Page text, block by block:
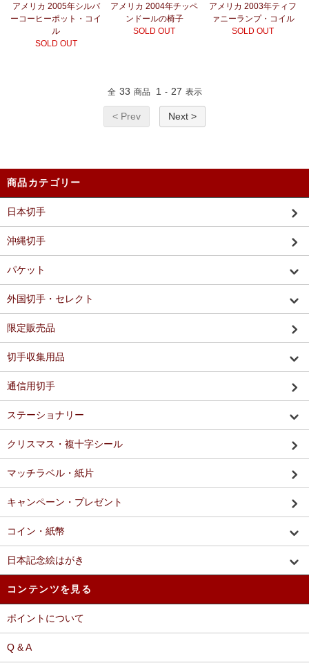
アメリカ 2005年シルバ
ーコーヒーポット・コイ
ル
SOLD OUT
アメリカ 2004年チッペ
ンドールの椅子
SOLD OUT
アメリカ 2003年ティフ
ァニーランプ・コイル
SOLD OUT
全 33 商品 1 - 27 表示
< Prev Next >
商品カテゴリー
日本切手
沖縄切手
パケット
外国切手・セレクト
限定販売品
切手収集用品
通信用切手
ステーショナリー
クリスマス・複十字シール
マッチラベル・紙片
キャンペーン・プレゼント
コイン・紙幣
日本記念絵はがき
コンテンツを見る
ポイントについて
Q & A